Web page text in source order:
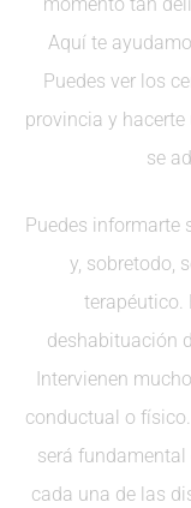
Aquí te
Puedes ver los
provincia y
se
Puedes informarte
y, sobretodo,
terapéutico.
deshabituación
Intervienen
conductual o
será
cada una de las